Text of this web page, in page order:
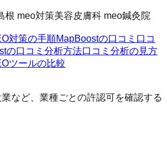
根 meo対策美容皮膚科 meo鍼灸院
対策の手順MapBoostの口コミ 口コ
の口コミ分析方法口コミ分析の見方
ツールの比較
など、業種ごとの許認可を確認する